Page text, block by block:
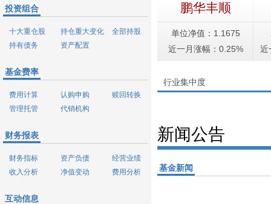
投资组合
十大重仓股 持仓重大变化
全部持股
持有债务
资产配置
基金费率
费用计算 认购申购
赎回转换
管理托管
代销机构
财务报表
财务指标 资产负债
经营业绩
收入分析
净值变动 费用分析
互动信息
鹏华丰顺
单位净值：1.1675
近一月涨幅：0.25%
近
行业集中度
新闻公告
基金新闻